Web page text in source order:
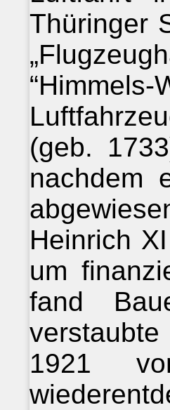
Thüringer
(geb.
nachdem
Heinrich
um
fand
1921